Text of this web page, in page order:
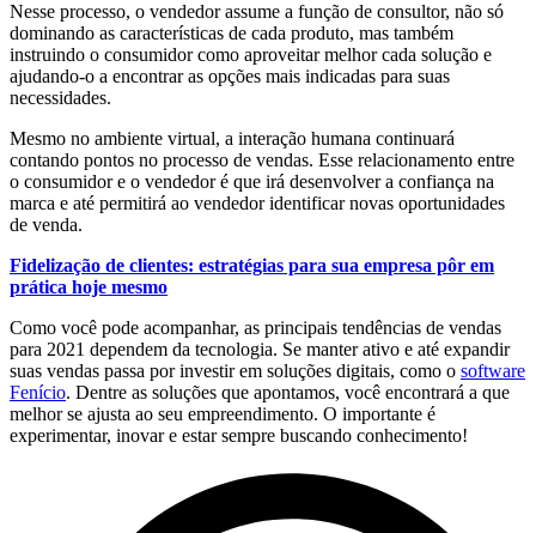
Nesse processo, o vendedor assume a função de consultor, não só
dominando as características de cada produto, mas também
instruindo o consumidor como aproveitar melhor cada solução e
ajudando-o a encontrar as opções mais indicadas para suas
necessidades.
Mesmo no ambiente virtual, a interação humana continuará
contando pontos no processo de vendas. Esse relacionamento entre
o consumidor e o vendedor é que irá desenvolver a confiança na
marca e até permitirá ao vendedor identificar novas oportunidades
de venda.
Fidelização de clientes: estratégias para sua empresa pôr em
prática hoje mesmo
Como você pode acompanhar, as principais tendências de vendas
para 2021 dependem da tecnologia. Se manter ativo e até expandir
suas vendas passa por investir em soluções digitais, como o software
Fenício. Dentre as soluções que apontamos, você encontrará a que
melhor se ajusta ao seu empreendimento. O importante é
experimentar, inovar e estar sempre buscando conhecimento!